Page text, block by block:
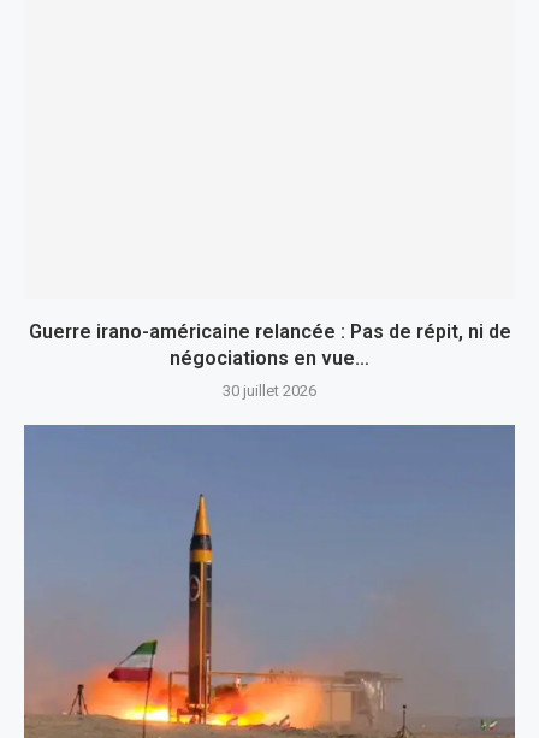
Guerre irano-américaine relancée : Pas de répit, ni de
négociations en vue…
30 juillet 2026